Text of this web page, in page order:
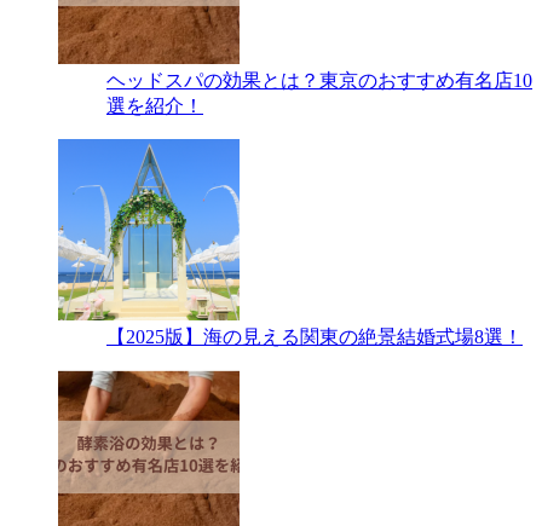
ヘッドスパの効果とは？東京のおすすめ有名店10
選を紹介！
【2025版】海の見える関東の絶景結婚式場8選！